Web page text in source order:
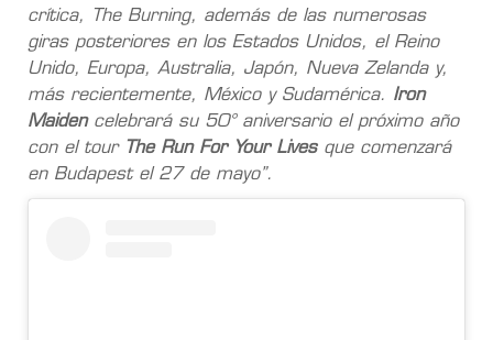
crítica, The Burning, además de las numerosas
giras posteriores en los Estados Unidos, el Reino
Unido, Europa, Australia, Japón, Nueva Zelanda y,
más recientemente, México y Sudamérica. Iron
Maidencelebrará su 50° aniversario el próximo año
con el tour The Run For Your Livesque comenzará
en Budapest el 27 de mayo”.